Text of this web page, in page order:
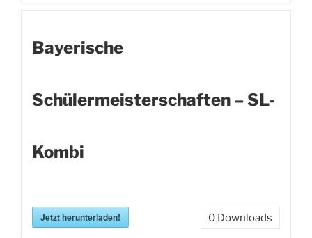
Bayerische
Schülermeisterschaften – SL-
Kombi
Jetzt herunterladen! 0 Downloads